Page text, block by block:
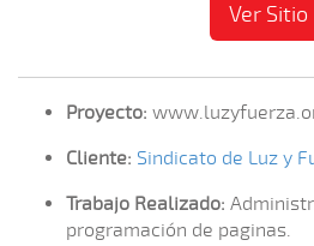
Ver Sitio
Proyecto:
Cliente: Sindicato de Luz y
Trabajo Realizado:
programación de paginas.